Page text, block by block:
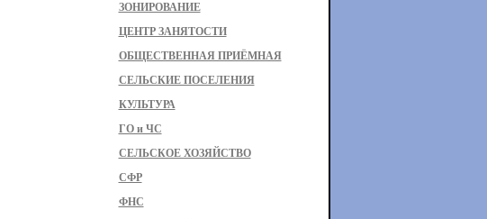
ЗОНИРОВАНИЕ
ЦЕНТР ЗАНЯТОСТИ
ОБЩЕСТВЕННАЯ ПРИЁМНАЯ
СЕЛЬСКИЕ ПОСЕЛЕНИЯ
КУЛЬТУРА
ГО и ЧС
СЕЛЬСКОЕ ХОЗЯЙСТВО
СФР
ФНС